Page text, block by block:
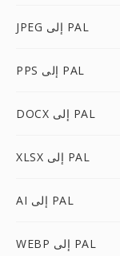
JPEG إلى PAL
PPS إلى PAL
DOCX إلى PAL
XLSX إلى PAL
AI إلى PAL
WEBP إلى PAL